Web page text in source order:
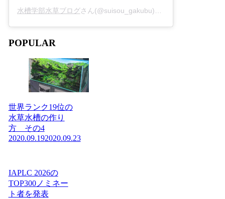
水槽学部水草ブログさん(@suisou_gakubu)がシェアした投稿 -
POPULAR
世界ランク19位の
水草水槽の作り
方 その4
2020.09.192020.09.23
IAPLC 2026の
TOP300ノミネー
ト者を発表